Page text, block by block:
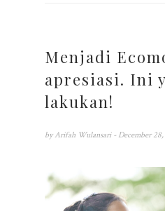
Menjadi
apresiasi. Ini
lakukan!
by Arifah Wulansari - December